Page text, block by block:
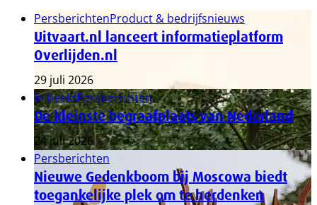
PersberichtenProduct & bedrijfsnieuws
Uitvaart.nl lanceert informatieplatform
Overlijden.nl
29 juli 2026
In beeldPersberichten
De kleinste begraafplaats van Nederland
24 juli 2026
Persberichten
Nieuwe Gedenkboom bij Moscowa biedt
toegankelijke plek om te herdenken